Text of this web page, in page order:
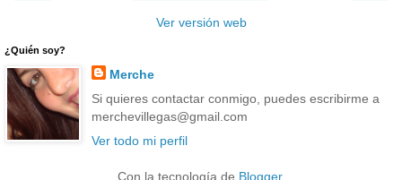
Ver versión web
¿Quién soy?
Merche
Si quieres contactar conmigo, puedes escribirme a
merchevillegas@gmail.com
Ver todo mi perfil
Con la tecnología de Blogger.